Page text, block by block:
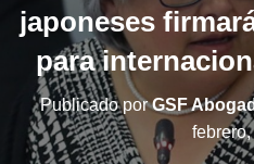
japoneses
para
Publicado porGSF